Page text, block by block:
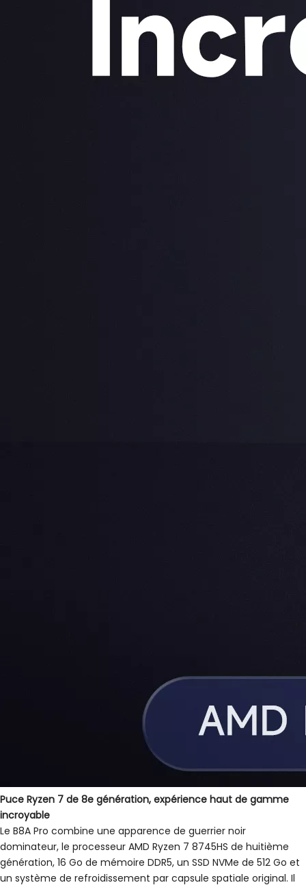
Puce Ryzen 7 de 8e génération, expérience haut de gamme
incroyable
Le B8A Pro combine une apparence de guerrier noir
dominateur, le processeur AMD Ryzen 7 8745HS de huitième
génération, 16 Go de mémoire DDR5, un SSD NVMe de 512 Go et
un système de refroidissement par capsule spatiale original. Il